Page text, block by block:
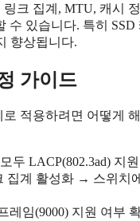
크 집계, MTU, 캐시
있습니다. 특히
향상됩니다.
가이드
적용하려면 어떻게
두 LACP(802.3ad) 지
계 활성화 → 스위치
레임(9000) 지원 여부